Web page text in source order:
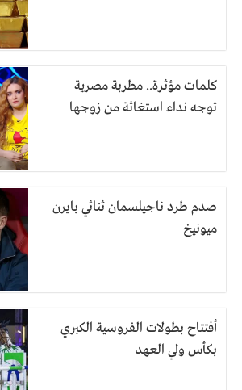
كلمات مؤثرة.. مطربة مصرية
توجه نداء استغاثة من زوجها
صدم طرد ناجيلسمان ثنائي بايرن
ميونيخ
أفتتاح بطولات الفروسية الكبري
بكأس ولي العهد